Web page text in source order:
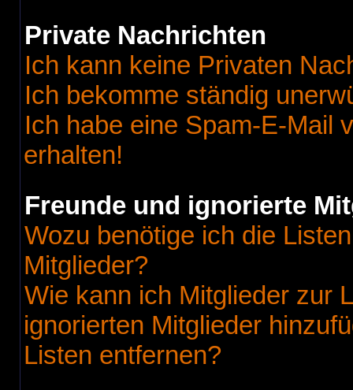
Private Nachrichten
Ich kann keine Privaten
Ich bekomme ständig
Ich habe eine Spam-E-Mail
erhalten!
Freunde und ignorierte
Wozu benötige ich die
Mitglieder?
Wie kann ich Mitglieder zur
ignorierten Mitglieder
Listen entfernen?